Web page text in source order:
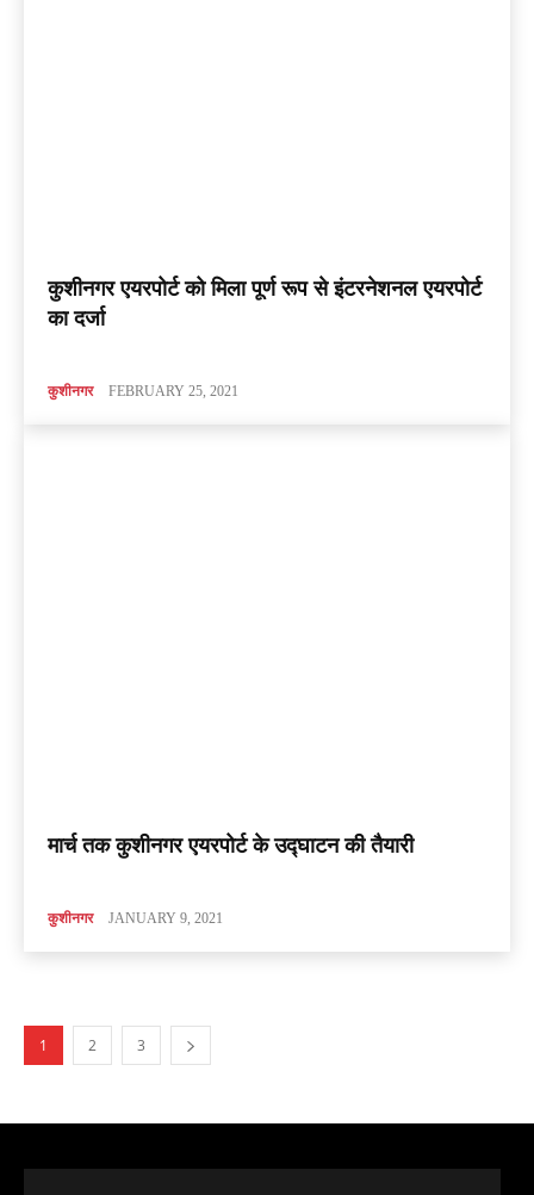
कुशीनगर एयरपोर्ट को मिला पूर्ण रूप से इंटरनेशनल एयरपोर्ट
का दर्जा
कुशीनगर FEBRUARY 25, 2021
मार्च तक कुशीनगर एयरपोर्ट के उद्घाटन की तैयारी
कुशीनगर JANUARY 9, 2021
1 2 3